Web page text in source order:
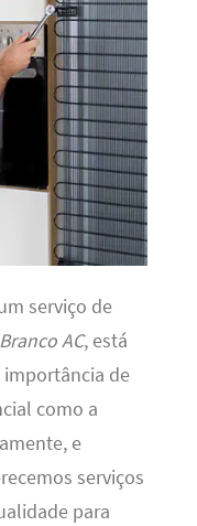
serviço de
AC, está
de
como a
e
serviços
para